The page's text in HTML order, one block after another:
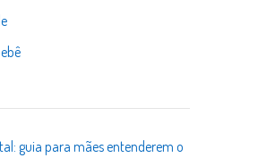
guia para mães entenderem o